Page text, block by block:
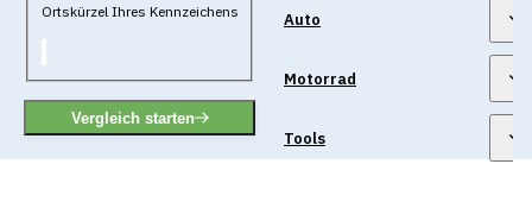
Auto
Motorrad
Tools
Ortskürzel Ihres Kennzeichens
Vergleich starten